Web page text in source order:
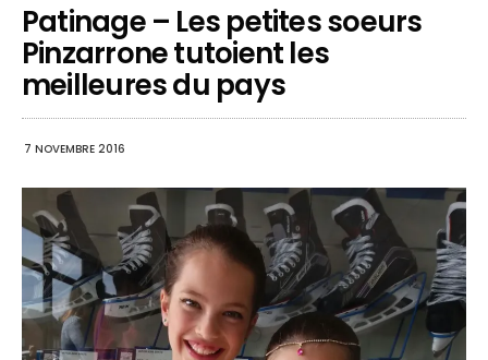
Patinage – Les petites soeurs
Pinzarrone tutoient les
meilleures du pays
7 NOVEMBRE 2016